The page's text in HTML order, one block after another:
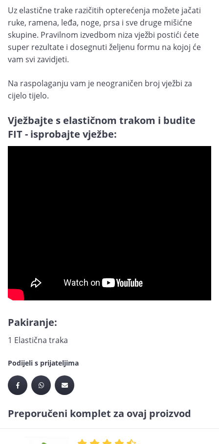
Uz elastične trake razičitih opterećenja možete jačati
ruke, ramena, leđa, noge, prsa i sve druge mišićne
skupine. Pravilnom izvedbom niza vježbi postići ćete
super rezultate i dosegnuti željenu formu na kojoj će
vam svi zavidjeti.
Na raspolaganju vam je neograničen broj vježbi za
cijelo tijelo.
Vježbajte s elastičnom trakom i budite
FIT - isprobajte vježbe:
Pakiranje:
1 Elastična traka
Podijeli s prijateljima
Preporučeni komplet za ovaj proizvod